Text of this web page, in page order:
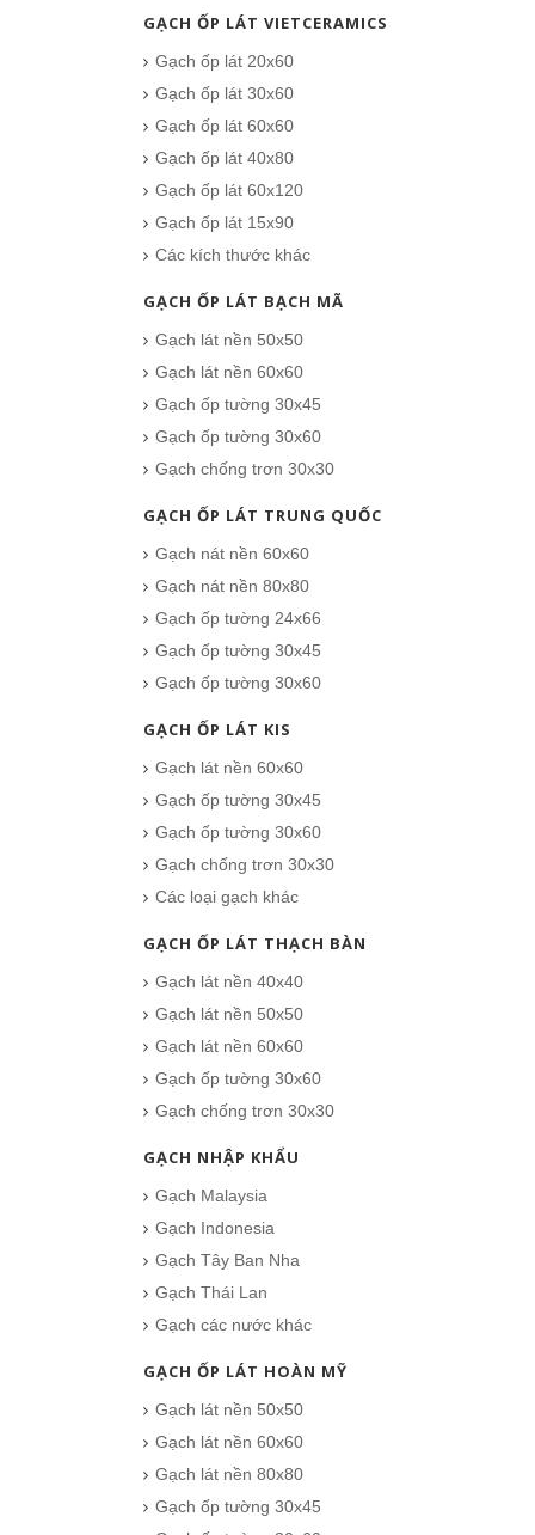
GẠCH ỐP LÁT VIETCERAMICS
Gạch ốp lát 20x60
Gạch ốp lát 30x60
Gạch ốp lát 60x60
Gạch ốp lát 40x80
Gạch ốp lát 60x120
Gạch ốp lát 15x90
Các kích thước khác
GẠCH ỐP LÁT BẠCH MÃ
Gạch lát nền 50x50
Gạch lát nền 60x60
Gạch ốp tường 30x45
Gạch ốp tường 30x60
Gạch chống trơn 30x30
GẠCH ỐP LÁT TRUNG QUỐC
Gạch nát nền 60x60
Gạch nát nền 80x80
Gạch ốp tường 24x66
Gạch ốp tường 30x45
Gạch ốp tường 30x60
GẠCH ỐP LÁT KIS
Gạch lát nền 60x60
Gạch ốp tường 30x45
Gạch ốp tường 30x60
Gạch chống trơn 30x30
Các loại gạch khác
GẠCH ỐP LÁT THẠCH BÀN
Gạch lát nền 40x40
Gạch lát nền 50x50
Gạch lát nền 60x60
Gạch ốp tường 30x60
Gạch chống trơn 30x30
GẠCH NHẬP KHẨU
Gạch Malaysia
Gạch Indonesia
Gạch Tây Ban Nha
Gạch Thái Lan
Gạch các nước khác
GẠCH ỐP LÁT HOÀN MỸ
Gạch lát nền 50x50
Gạch lát nền 60x60
Gạch lát nền 80x80
Gạch ốp tường 30x45
CHO VÀO GIỎ HÀNG
CHO VÀO GIỎ HÀNG
Gạch Đồng Tâm 60×60 – DTD6060NHUTHACH003-SP
349.000₫